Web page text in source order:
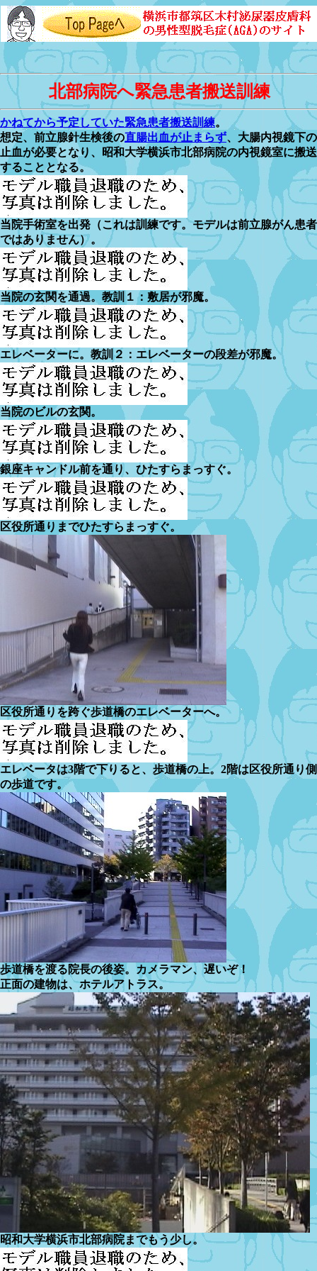
北部病院へ緊急患者搬送訓練
かねてから予定していた緊急患者搬送訓練。
想定、前立腺針生検後の直腸出血が止まらず、大腸内視鏡下の
止血が必要となり、昭和大学横浜市北部病院の内視鏡室に搬送
することとなる。
当院手術室を出発（これは訓練です。モデルは前立腺がん患者
ではありません）。
当院の玄関を通過。教訓１：敷居が邪魔。
エレベーターに。教訓２：エレベーターの段差が邪魔。
当院のビルの玄関。
銀座キャンドル前を通り、ひたすらまっすぐ。
区役所通りまでひたすらまっすぐ。
区役所通りを跨ぐ歩道橋のエレベーターへ。
エレベータは3階で下りると、歩道橋の上。2階は区役所通り側
の歩道です。
歩道橋を渡る院長の後姿。カメラマン、遅いぞ！
正面の建物は、ホテルアトラス。
昭和大学横浜市北部病院までもう少し。